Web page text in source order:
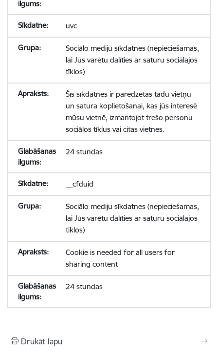
uvc
Sociālo mediju sīkdatnes (nepieciešamas,
lai Jūs varētu dalīties ar saturu sociālajos
tīklos)
Šīs sīkdatnes ir paredzētas tādu vietņu
un satura koplietošanai, kas jūs interesē
mūsu vietnē, izmantojot trešo personu
sociālos tīklus vai citas vietnes.
24 stundas
__cfduid
Sociālo mediju sīkdatnes (nepieciešamas,
lai Jūs varētu dalīties ar saturu sociālajos
tīklos)
Cookie is needed for all users for
sharing content
24 stundas
Drukāt lapu